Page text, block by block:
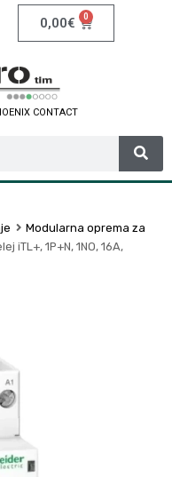
0,00€ 0
OENIX CONTACT
Modularna oprema za
iTL+, 1P+N, 1NO, 16A,